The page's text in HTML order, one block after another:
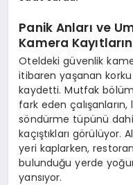
Panik Anları ve
Kamera
Oteldeki güvenlik
itibaren yaşanan
kaydetti. Mutfak
fark eden
söndürme tüpünü
kaçıştıkları
yeri kaplarken,
bulunduğu yerde
yansıyor.